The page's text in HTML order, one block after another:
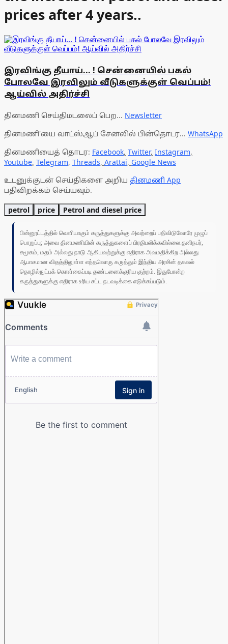
prices after 4 years..
இரவிங்கு தீயாய்... ! சென்னையில் பகல்
போலவே இரவிலும் வீடுகளுக்குள் வெப்பம்!
ஆய்வில் அதிர்ச்சி
தினமணி செய்திமடலைப் பெற... Newsletter
தினமணி'யை வாட்ஸ்ஆப் சேனலில் பின்தொடர... WhatsApp
தினமணியைத் தொடர: Facebook, Twitter, Instagram,
Youtube, Telegram, Threads, Arattai, Google News
உடனுக்குடன் செய்திகளை அறிய தினமணி App
பதிவிறக்கம் செய்யவும்.
petrol price Petrol and diesel price
பின்னூட்டத்தில் வெளியாகும் கருத்துகளுக்கு அவற்றைப் பதிவிடுவோரே முழுப்
பொறுப்பு; அவை தினமணியின் கருத்துகளைப் பிரதிபலிக்கவில்லை.தனிநபர்,
சமூகம், மதம் அல்லது நாடு ஆகியவற்றுக்கு எதிராக அவமதிக்கிற அல்லது
ஆபாசமான விதத்திலுள்ள எந்தவொரு கருத்தும் இந்திய அரசின் தகவல்
தொழில்நுட்பக் கொள்கைப்படி தண்டனைக்குரிய குற்றம். இதுபோன்ற
கருத்துகளுக்கு எதிராக உரிய சட்ட நடவடிக்கை எடுக்கப்படும்.